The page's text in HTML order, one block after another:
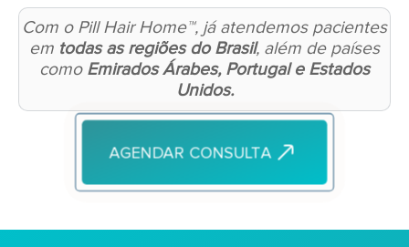
Com o Pill Hair Home™, já atendemos pacientes
em todas as regiões do Brasil, além de países
como Emirados Árabes, Portugal e Estados
Unidos.
AGENDAR CONSULTA